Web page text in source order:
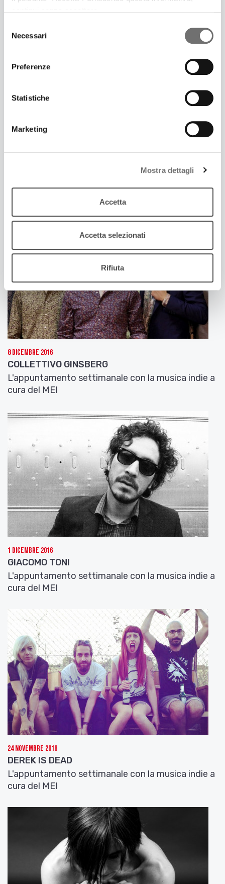
delNecessari
Preferenze
Statistiche
Marketing
Mostra dettagli
Accetta
Accetta selezionati
Rifiuta
15 Dicembre 2016
cura del MEI
8 Dicembre 2016
COLLETTIVO GINSBERG
L'appuntamento settimanale con la musica indie a
cura del MEI
1 Dicembre 2016
GIACOMO TONI
L'appuntamento settimanale con la musica indie a
cura del MEI
24 Novembre 2016
DEREK IS DEAD
L'appuntamento settimanale con la musica indie a
cura del MEI